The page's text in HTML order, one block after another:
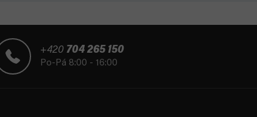
+420 704 265 150
Po-Pá 8:00 - 16:00